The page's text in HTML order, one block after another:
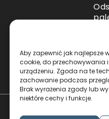
Aby zapewnić jak najlepsze
cookie, do
urządzeniu. Zgoda na te
zachowanie podczas
Brak wyrażenia zgody lub
niektóre cechy i funkcje.